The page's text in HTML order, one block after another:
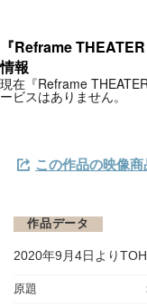
この作品の映像
作品データ
2020年9月4日より
原題